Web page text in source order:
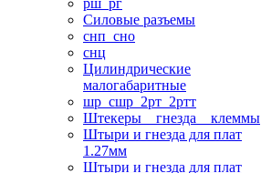
рш_рг
Силовые разъемы
снп_сно
снц
Цилиндрические
малогабаритные
шр_сшр_2рт_2ртт
Штекеры _ гнезда _ клеммы
Штыри и гнезда для плат
1.27мм
Штыри и гнезда для плат